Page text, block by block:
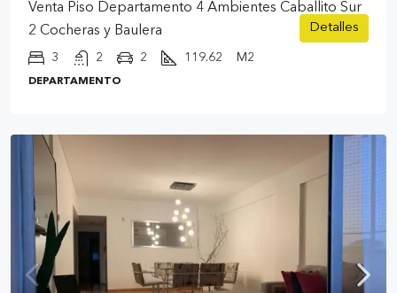
Venta Piso Departamento 4 Ambientes Caballito Sur
2 Cocheras y Baulera
3 2 2 119.62 M2
DEPARTAMENTO
Detalles